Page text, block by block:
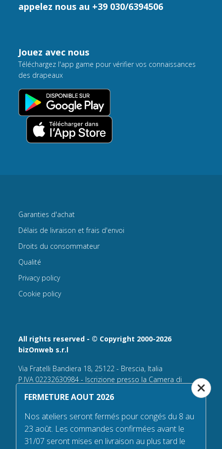
appelez nous au +39 030/6394506
Jouez avec nous
Téléchargez l'app game pour vérifier vos connaissances
des drapeaux
All rights reserved - © Copyright 2000-2026
bizOnweb s.r.l
Via Fratelli Bandiera 18, 25122 - Brescia, Italia
P.IVA 02232630984 - Iscrizione presso la Camera di
n° REA 432569 Capitale sociale versato Euro 25.000,00.
Tel +39.030 6394506
Email:info@flagsonline.fr
PEC bizonweb@mailcertiﬁcatapec.it
Garanties d'achat
Délais de livraison et frais d'envoi
Droits du consommateur
Qualité
Privacy policy
Cookie policy
FERMETURE AOUT 2026
Nos ateliers seront fermés pour congés du 8 au
23 août. Les commandes confirmées avant le
31/07 seront mises en livraison au plus tard le